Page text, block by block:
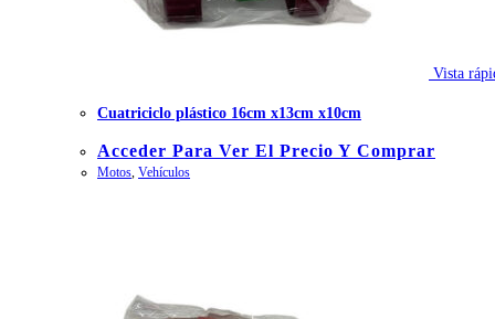
Vista
Cuatriciclo plástico 16cm x13cm x10cm
Acceder Para Ver El Precio Y Comprar
Motos, Vehículos